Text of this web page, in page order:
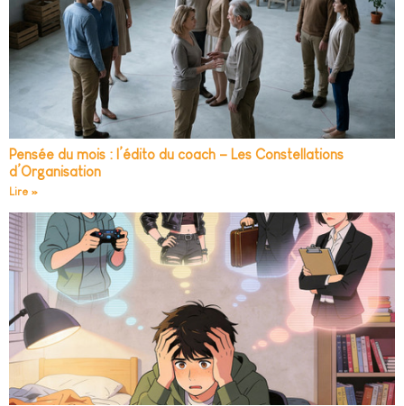
Pensée du mois : l’édito du coach – Les Constellations
d’Organisation
Lire »